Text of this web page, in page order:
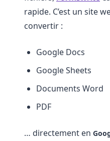
rapide. C’est un site
convertir :
Google Docs
Google Sheets
Documents Word
PDF
… directement en